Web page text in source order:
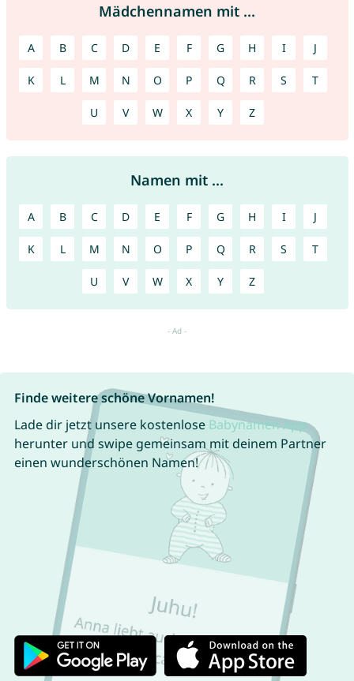
Mädchennamen mit ...
A B C D E F G H I J
K L M N O P Q R S T
U V W X Y Z
Namen mit ...
A B C D E F G H I J
K L M N O P Q R S T
U V W X Y Z
Finde weitere schöne Vornamen!
Lade dir jetzt unsere kostenlose Babynamen App
herunter und swipe gemeinsam mit deinem Partner
einen wunderschönen Namen!